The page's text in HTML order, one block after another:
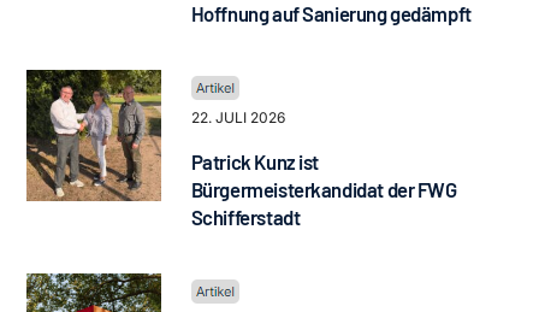
Hoffnung auf Sanierung gedämpft
22. JULI 2026
Patrick Kunz ist
Bürgermeisterkandidat der FWG
Schifferstadt